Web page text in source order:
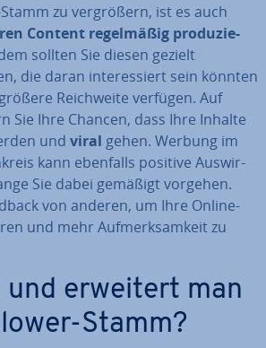
zu ver­grö­ßern, ist es auch
Content re­gel­mä­ßig pro­du­zie­
sollten Sie diesen gezielt
die daran in­ter­es­siert sein könnten
Reich­wei­te verfügen. Auf
Sie Ihre Chancen, dass Ihre Inhalte
und viral gehen. Werbung im
kann ebenfalls positive Aus­wir­
Sie dabei gemäßigt vorgehen.
von anderen, um Ihre On­line­
und mehr Auf­merk­sam­keit zu
und erweitert man
Stamm?